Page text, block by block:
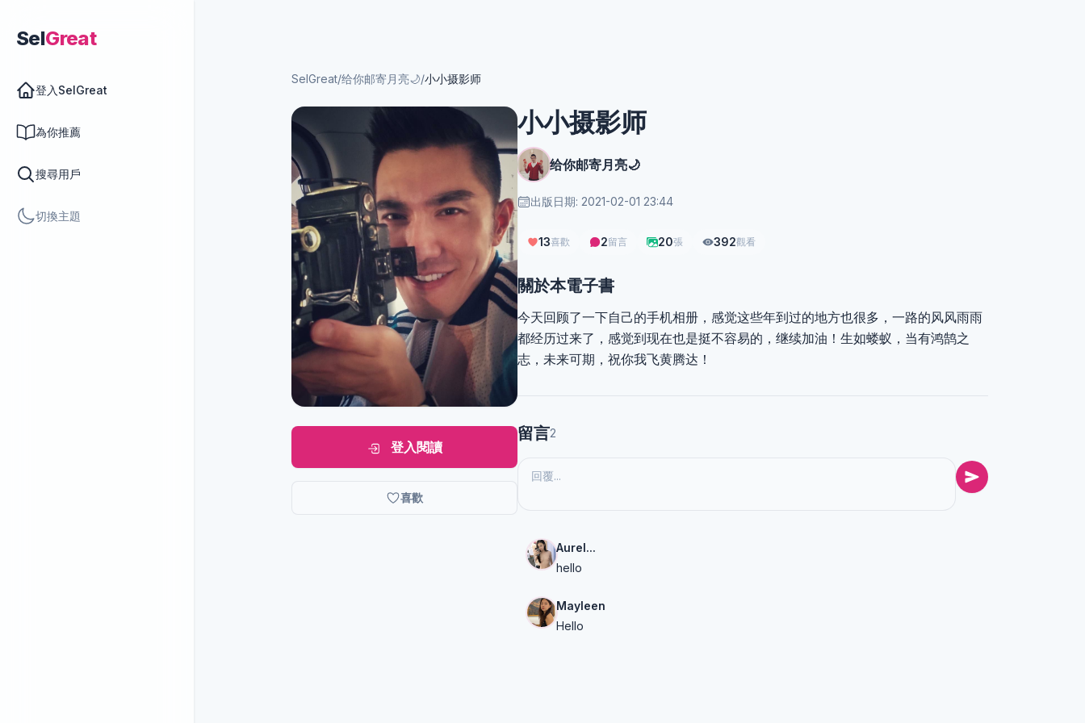
SelGreat
登入SelGreat
為你推薦
搜尋用戶
切換主題
SelGreat/给你邮寄月亮🌙/小小摄影师
登入閱讀
喜歡
小小摄影师
给你邮寄月亮🌙
出版日期: 2021-02-01 23:44
13喜歡 2留言 20張 392觀看
關於本電子書
今天回顾了一下自己的手机相册，感觉这些年到过的地方也很多，一路的风风雨雨
都经历过来了，感觉到现在也是挺不容易的，继续加油！生如蝼蚁，当有鸿鹄之
志，未来可期，祝你我飞黄腾达！
留言2
Aurel...
hello
Mayleen
Hello